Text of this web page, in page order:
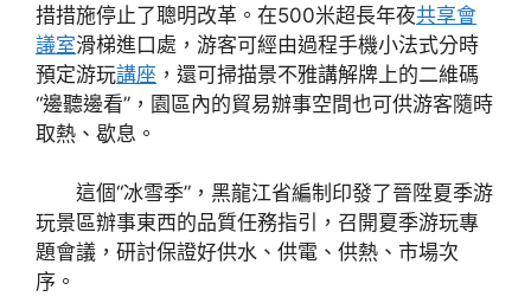
措措施停止了聰明改革。在500米超長年夜共享會
議室滑梯進口處，游客可經由過程手機小法式分時
預定游玩講座 ，還可掃描景不雅講解牌上的二維碼
“邊聽邊看”，園區內的貿易辦事空間也可供游客隨時
取熱、歇息。
這個“冰雪季”，黑龍江省編制印發了晉陞夏季游
玩景區辦事東西的品質任務指引，召開夏季游玩專
題會議，研討保證好供水、供電、供熱、市場次
序。